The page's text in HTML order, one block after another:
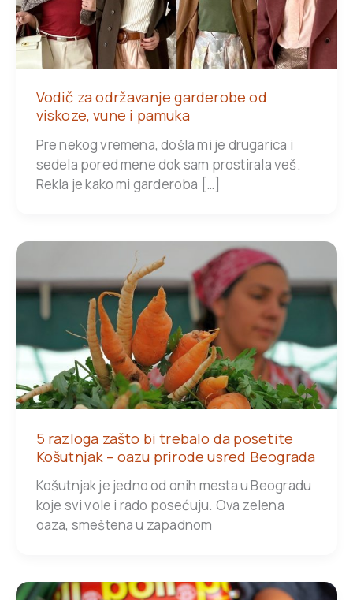
Vodič za održavanje garderobe od
viskoze, vune i pamuka
Pre nekog vremena, došla mi je drugarica i
sedela pored mene dok sam prostirala veš.
Rekla je kako mi garderoba […]
5 razloga zašto bi trebalo da posetite
Košutnjak – oazu prirode usred Beograda
Košutnjak je jedno od onih mesta u Beogradu
koje svi vole i rado posećuju. Ova zelena
oaza, smeštena u zapadnom